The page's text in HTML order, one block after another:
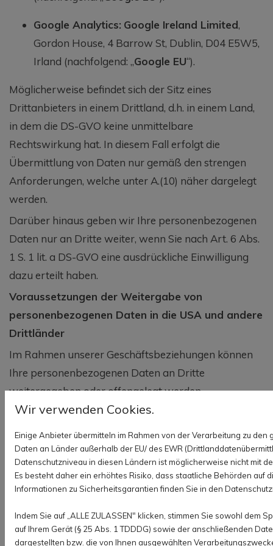
Google Analytics: Google Ireland Limited,
Gordon House, 4 Barrow St, Dublin, D04 E5W5,
Irland (nachfolgend: „Google EU“).
Möglicherweise befindet sich der Sitz eines
Drittanbieters in einem Drittland, d.h. in einem Land,
in dem die DS-GVO keine unmittelbare
Rechtswirkung hat. In diesem Fall erfolgt die
Übermittlung von Daten nur gemäß den strengen
Anforderungen, welche unter A.(10) näher dargelegt
werden.
Darüber hinaus geben wir Ihre personenbezogenen
Daten nur an Dritte weiter, wenn Sie nach Art. 6 Abs.
1 S. 1 lit. a DS-GVO eine ausdrückliche Einwilligung
dazu erteilt haben.
Voraussetzungen der Weitergabe von
personenbezogenen Daten in die USA und andere
Drittländer
Im Rahmen unserer Geschäftsbeziehungen können
Ihre personenbezogenen Daten an Dritte
weitergegeben oder offengelegt werden.
Diese können sich auch außerhalb des Europäischen
Wirtschaftsraums (EWR), also in Drittländern,
befinden. Eine derartige Verarbeitung erfolgt
ausschließlich zur Erfüllung der vertraglichen und
geschäftlichen Verpflichtungen und zur Pflege deiner
Jede Verarbeitung der personenbezogenen Daten in
einem Drittland darf nur erfolgen, wenn die
Wir verwenden Cookies.
Einige Anbieter übermitteln im Rahmen von der Verarbeitung zu
Daten an Länder außerhalb der EU/ des EWR
Datenschutzniveau in diesen Ländern ist möglicherweise nicht mit
Es besteht daher ein erhöhtes Risiko, dass staatliche Behörden auf
Informationen zu Sicherheitsgarantien finden Sie in den
Indem Sie auf „ALLE ZULASSEN" klicken, stimmen Sie sowohl dem
auf Ihrem Gerät (§ 25 Abs. 1 TDDDG) sowie der anschließenden
dargestellten bzw. die von Ihnen ausgewählten